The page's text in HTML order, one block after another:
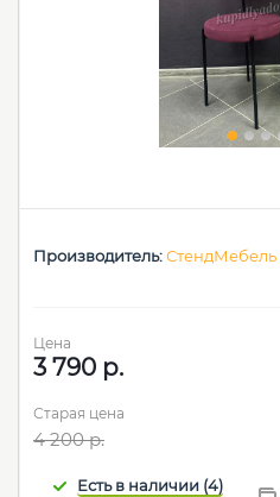
Производитель:СтендМебель
Цена
3 790 р.
Старая цена
4 200р.